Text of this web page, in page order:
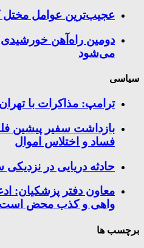
عجیب‌ترین عوامل مختل
دومین راه‌آهن خورشیدی
می‌شود
سیاسی
ترامپ: مذاکرات با
بازداشت سفیر پیشین
فساد و اختلاس اموال
حادثه دریایی در
معاون دفتر پزشکیان:
واهی و کذب محض است
برچسب ها